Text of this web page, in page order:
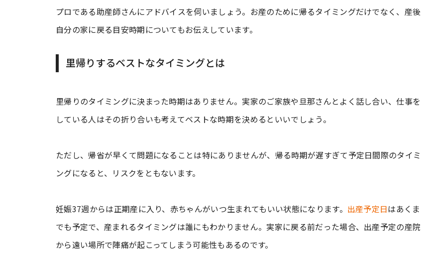
プロである助産師さんにアドバイスを伺いましょう。お産のために帰るタイミングだけでなく、産後
自分の家に戻る目安時期についてもお伝えしています。
里帰りするベストなタイミングとは
里帰りのタイミングに決まった時期はありません。実家のご家族や旦那さんとよく話し合い、仕事を
している人はその折り合いも考えてベストな時期を決めるといいでしょう。
ただし、帰省が早くて問題になることは特にありませんが、帰る時期が遅すぎて予定日間際のタイミ
ングになると、リスクをともないます。
妊娠37週からは正期産に入り、赤ちゃんがいつ生まれてもいい状態になります。 出産予定日はあくま
でも予定で、産まれるタイミングは誰にもわかりません。実家に戻る前だった場合、出産予定の産院
から遠い場所で陣痛が起こってしまう可能性もあるのです。